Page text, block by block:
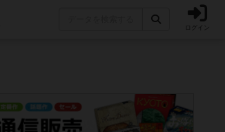
ーム ログイン